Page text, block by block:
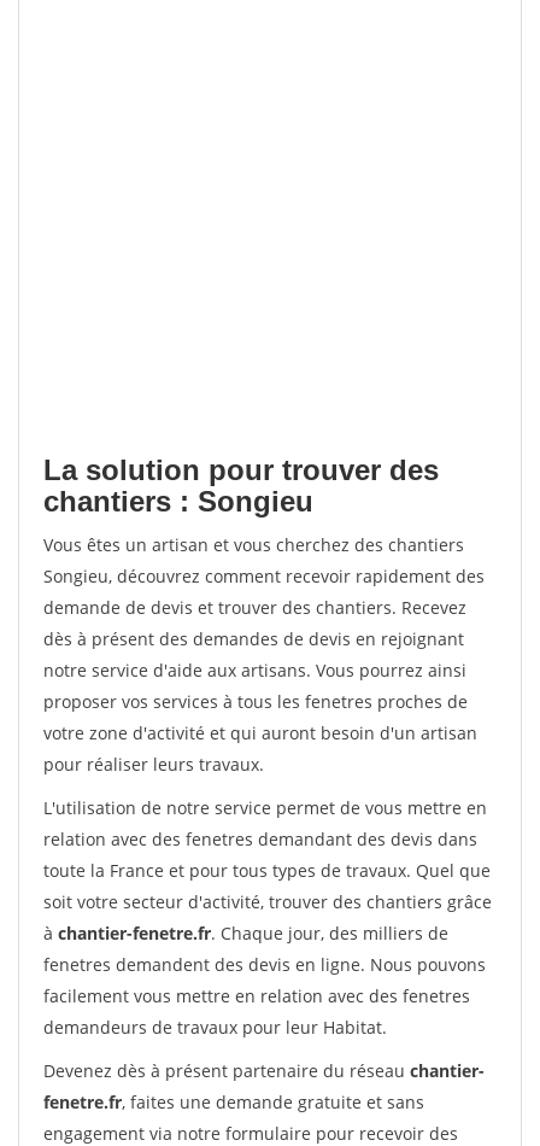
La solution pour trouver des
chantiers : Songieu
Vous êtes un artisan et vous cherchez des chantiers
Songieu, découvrez comment recevoir rapidement des
demande de devis et trouver des chantiers. Recevez
dès à présent des demandes de devis en rejoignant
notre service d'aide aux artisans. Vous pourrez ainsi
proposer vos services à tous les fenetres proches de
votre zone d'activité et qui auront besoin d'un artisan
pour réaliser leurs travaux.
L'utilisation de notre service permet de vous mettre en
relation avec des fenetres demandant des devis dans
toute la France et pour tous types de travaux. Quel que
soit votre secteur d'activité, trouver des chantiers grâce
à chantier-fenetre.fr. Chaque jour, des milliers de
fenetres demandent des devis en ligne. Nous pouvons
facilement vous mettre en relation avec des fenetres
demandeurs de travaux pour leur Habitat.
Devenez dès à présent partenaire du réseau chantier-
fenetre.fr, faites une demande gratuite et sans
engagement via notre formulaire pour recevoir des